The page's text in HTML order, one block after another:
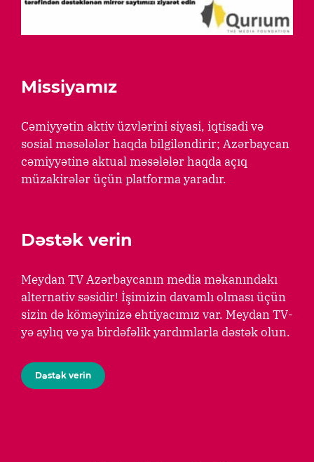
Missiyamız
Cəmiyyətin aktiv üzvlərini siyasi, iqtisadi və
sosial məsələlər haqda bilgiləndirir; Azərbaycan
cəmiyyətinə aktual məsələlər haqda açıq
müzakirələr üçün platforma yaradır.
Dəstək verin
Meydan TV Azərbaycanın media məkanındakı
alternativ səsidir! İşimizin davamlı olması üçün
sizin də köməyinizə ehtiyacımız var. Meydan TV-
yə aylıq və ya birdəfəlik yardımlarla dəstək olun.
Dəstək verin